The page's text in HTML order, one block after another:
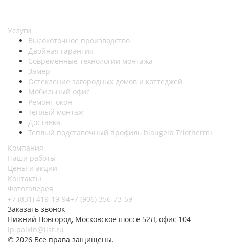
Услуги
Высокоточное производство
Двойная гарантия
Современные технологии монтажа
Замер
Остекление загородных домов и коттеджей
Мобильный офис
Ремонт окон
Теплый монтаж
Доставка
Теплый подставочный профиль blaugelb Triotherm+
Компания
Наши работы
Цены и акции
Контакты
Фотогалерея
+7 (831) 419-19-94+7 (906) 356-73-59
Заказать звонок
Нижний Новгород, Московское шоссе 52Л, офис 104
ip.palkin@list.ru
© 2026 Все права защищены.